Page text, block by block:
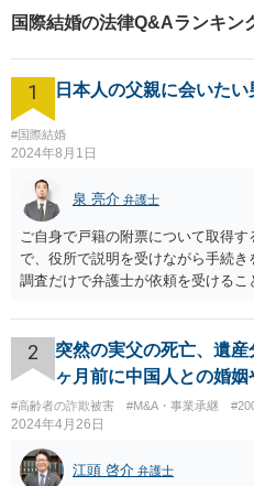
からのご相
ます。あな
りと伺いま
国際結婚の法律Q&Aランキン
1 日本人の父親に会いた
#国際結婚
2024年8月1日
泉 亮介 弁護士
ご自身で戸籍の附票について取得
で、役所で説明を受けながら手続き
調査だけで弁護士が依頼を受ける
ょう。
2
突然の実父の死亡、遺
ヶ月前に中国人との婚姻
#高齢者の詐欺被害 #M&A・事業承継
2024年4月26日
江頭 啓介 弁護士